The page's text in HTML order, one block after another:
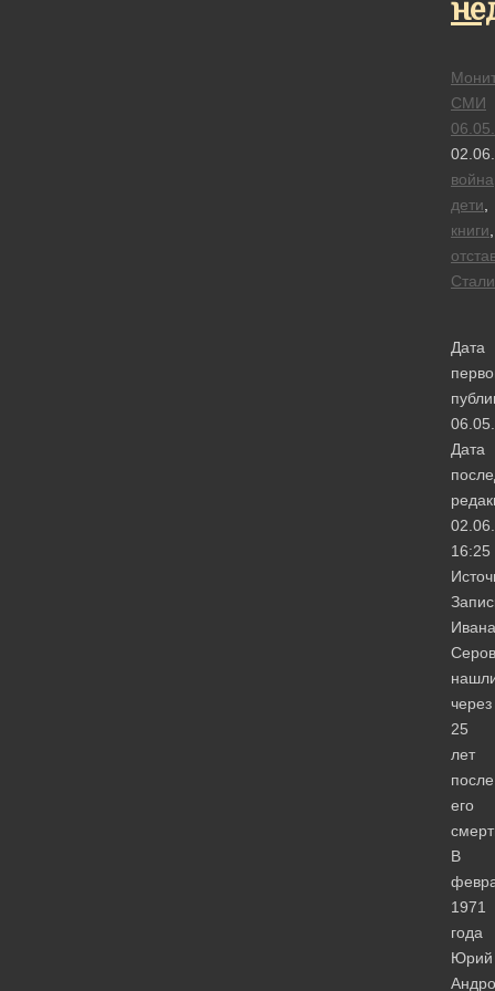
СМИ
война
дети
книги
Дата
Дата
16:25
Ивана
через
25
лет
после
его
В
1971
года
Юрий